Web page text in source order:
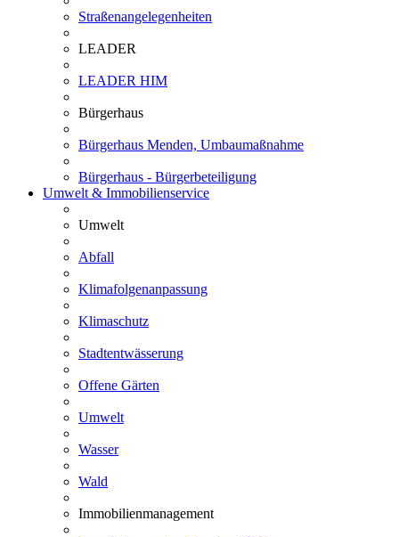
Straßenangelegenheiten
LEADER
LEADER HIM
Bürgerhaus
Bürgerhaus Menden, Umbaumaßnahme
Bürgerhaus - Bürgerbeteiligung
Umwelt & Immobilienservice
Umwelt
Abfall
Klimafolgenanpassung
Klimaschutz
Stadtentwässerung
Offene Gärten
Umwelt
Wasser
Wald
Immobilienmanagement